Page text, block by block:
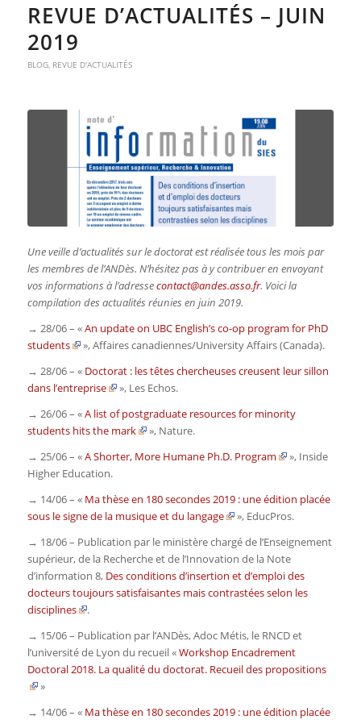
REVUE D’ACTUALITÉS – JUIN
2019
BLOG, REVUE D'ACTUALITÉS
Une veille d’actualités sur le doctorat est réalisée tous les mois par
les membres de l’ANDès. N’hésitez pas à y contribuer en envoyant
vos informations à l’adressecontact@andes.asso.fr. Voici la
compilation des actualités réunies en juin 2019.
→ 28/06 – «An update on UBC English’s co-op program for PhD
students
»,Affaires canadiennes/University Affairs (Canada).
→ 28/06 – « Doctorat : les têtes chercheuses creusent leur sillon
dans l’entreprise
», Les Echos.
→ 26/06 – «A list of postgraduate resources for minority
students hits the mark
», Nature.
→ 25/06 – «A Shorter, More Humane Ph.D. Program », Inside
Higher Education.
→ 14/06 – « Ma thèse en 180 secondes 2019 : une édition placée
sous le signe de la musique et du langage
», EducPros.
→ 18/06 – Publication par le ministère chargé de l’Enseignement
supérieur, de la Recherche et de l’Innovation de la Note
d’information 8, Des conditions d’insertion et d’emploi des
docteurs toujours satisfaisantes mais contrastées selon les
disciplines
.
→ 15/06 – Publication par l’ANDès, Adoc Métis, le RNCD et
l’université de Lyon du recueil «Workshop Encadrement
Doctoral 2018. La qualité du doctorat. Recueil des propositions
»
→ 14/06 – « Ma thèse en 180 secondes 2019 : une édition placée